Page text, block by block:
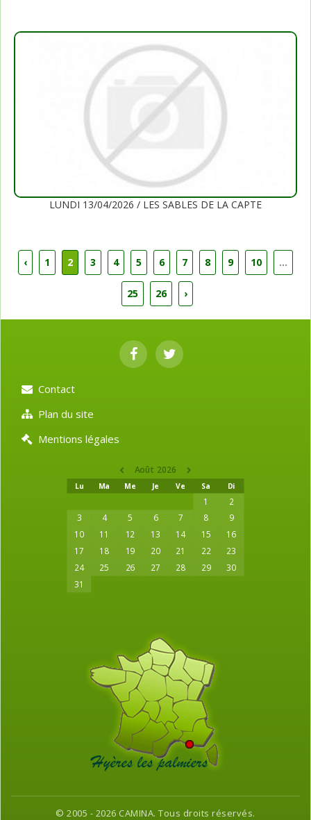
LUNDI 13/04/2026 / LES SABLES DE LA CAPTE
‹ 1 2 3 4 5 6 7 8 9 10 ...
25 26 ›
Contact
Plan du site
Mentions légales
Août 2026
Lu Ma Me Je Ve Sa Di
1
2
3
4 5 6 7 8 9
10 11 12 13 14 15
16
17
18 19 20 21 22
23
24
25 26 27 28 29 30
31
© 2005 - 2026 CAMINA. Tous droits réservés.